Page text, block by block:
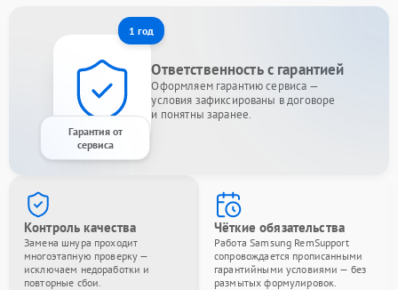
1 год
Гарантия от
сервиса
Ответственность с гарантией
Оформляем гарантию сервиса —
условия зафиксированы в договоре
и понятны заранее.
Контроль качества
Замена шнура проходит
многоэтапную проверку —
исключаем недоработки и
повторные сбои.
Чёткие обязательства
Работа Samsung RemSupport
сопровождается прописанными
гарантийными условиями — без
размытых формулировок.